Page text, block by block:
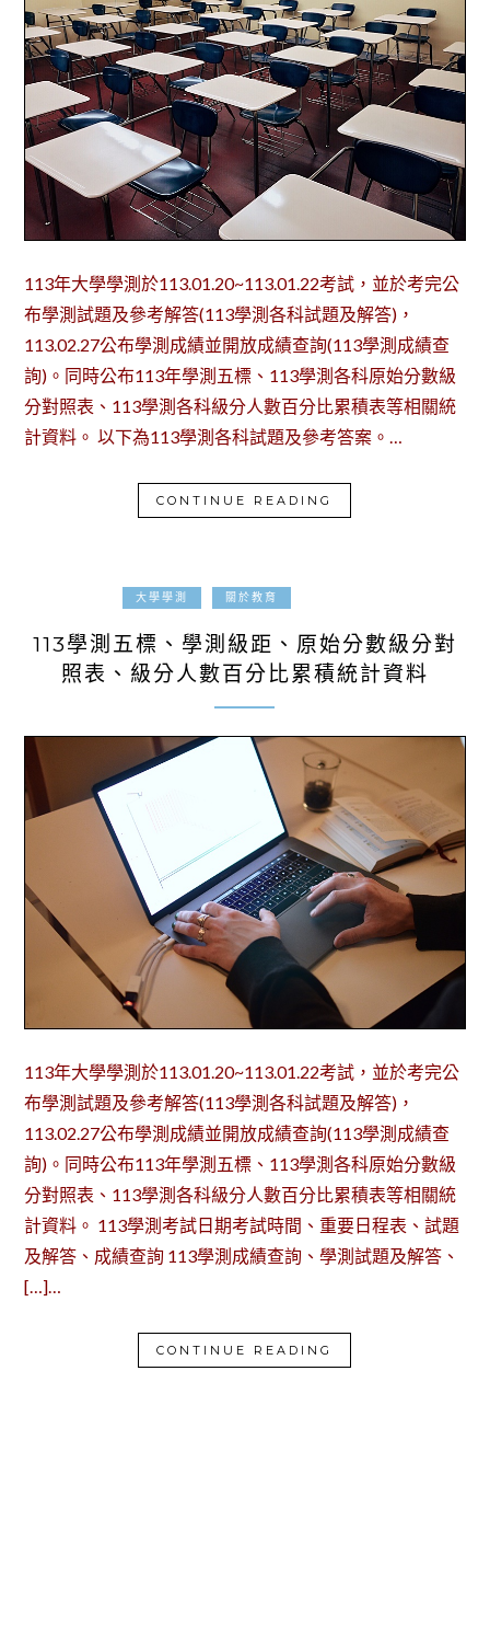
113年大學學測於113.01.20~113.01.22考試，並於考完公
布學測試題及參考解答(113學測各科試題及解答)，
113.02.27公布學測成績並開放成績查詢(113學測成績查
詢)。同時公布113年學測五標、113學測各科原始分數級
分對照表、113學測各科級分人數百分比累積表等相關統
計資料。 以下為113學測各科試題及參考答案。…
CONTINUE READING
大學學測 關於教育
113學測五標、學測級距、原始分數級分對
照表、級分人數百分比累積統計資料
113年大學學測於113.01.20~113.01.22考試，並於考完公
布學測試題及參考解答(113學測各科試題及解答)，
113.02.27公布學測成績並開放成績查詢(113學測成績查
詢)。同時公布113年學測五標、113學測各科原始分數級
分對照表、113學測各科級分人數百分比累積表等相關統
計資料。 113學測考試日期考試時間、重要日程表、試題
及解答、成績查詢 113學測成績查詢、學測試題及解答、
[…]…
CONTINUE READING